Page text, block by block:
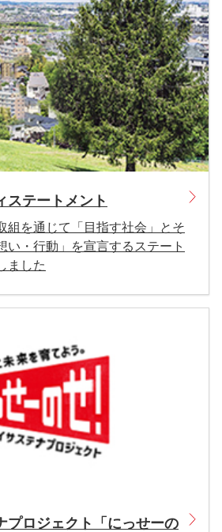
ステートメント
組を通じて「目指す社会」とそ
い・行動」を宣言するステート
ました
プロジェクト「にっせーの